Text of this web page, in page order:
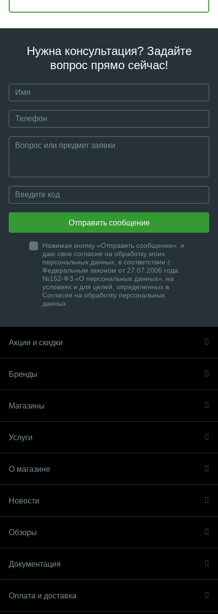
Нужна консультация? Задайте
вопрос прямо сейчас!
Отправить сообщение
Нажимая кнопку «Отправить сообщение», я
даю свое согласие на обработку моих
персональных данных, в соответствии с
Федеральным законом от 27.07.2006 года
№152-ФЗ «О персональных данных», на
условиях и для целей, определенных в
Согласии на обработку персональных
данных
Акции и скидки
Бренды
Магазины
Услуги
О магазине
Новости
Обзоры
Документация
Оплата и доставка